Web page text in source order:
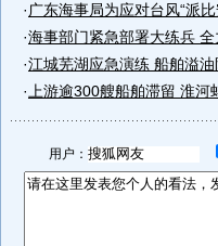
· 广东海事局为应对台风“派
·海事部门紧急部署大练兵 全
·江城芜湖应急演练 船舶溢油
· 上游逾300艘船舶滞留 淮河
用户：